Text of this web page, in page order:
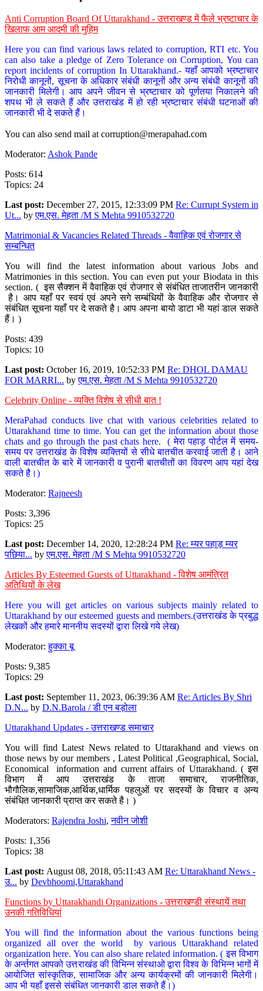
Anti Corruption Board Of Uttarakhand - उत्तराखण्ड में फैले भ्रष्टाचार के
खिलाफ आम आदमी की मुहिम
Here you can find various laws related to corruption, RTI etc. You
can also take a pledge of Zero Tolerance on Corruption, You can
report incidents of corruption In Uttarakhand.- यहाँ आपको भ्रष्टाचार
निरोधी कानूनों, सूचना के अधिकार संबंधी कानूनों और अन्य संबंधी कानूनों की
जानकारी मिलेगी। आप अपने जीवन से भ्रष्टाचार को पूर्णतया निकालने की
शपथ भी ले सकते हैं और उत्तराखंड में हो रही भ्रष्टाचार संबंधी घटनाओं की
जानकारी भी दे सकते हैं।
You can also send mail at corruption@merapahad.com
Moderator: Ashok Pande
Posts: 614
Topics: 24
Last post: December 27, 2015, 12:33:09 PM Re: Currupt System in
Ut... byएम.एस. मेहता /M S Mehta 9910532720
Matrimonial & Vacancies Related Threads - वैवाहिक एवं रोजगार से
सम्बन्धित
You will find the latest information about various Jobs and
Matrimonies in this section. You can even put your Biodata in this
section. ( इस सैक्शन में वैवाहिक एवं रोजगार से संबंधित ताजातरीन जानकारी
है। आप यहाँ पर स्वयं एवं अपने सगे सम्बंधियों के वैवाहिक और रोजगार से
संबंधित सूचना यहाँ पर दे सकते है। आप अपना बायो डाटा भी यहां डाल सकते
हैं। )
Posts: 439
Topics: 10
Last post: October 16, 2019, 10:52:33 PM Re: DHOL DAMAU
FOR MARRI... byएम.एस. मेहता /M S Mehta 9910532720
Celebrity Online - व्यक्ति विशेष से सीधी बात !
MeraPahad conducts live chat with various celebrities related to
Uttarakhand time to time. You can get the information about those
chats and go through the past chats here. ( मेरा पहाड़ पोर्टल में समय-
समय पर उत्तराखंड के विशेष व्यक्तियों से सीधे बातचीत करवाई जाती है। आने
वाली बातचीत के बारे में जानकारी व पुरानी बातचीतों का विवरण आप यहां देख
सकते है।)
Moderator: Rajneesh
Posts: 3,396
Topics: 25
Last post: December 14, 2020, 12:28:24 PM Re: म्यर पहाड़ म्यर
पछिया... byएम.एस. मेहता /M S Mehta 9910532720
Articles By Esteemed Guests of Uttarakhand - विशेष आमंत्रित
अतिथियों के लेख
Here you will get articles on various subjects mainly related to
Uttarakhand by our esteemed guests and members.(उत्तराखंड के प्रबुद्ध
लेखकों और हमारे माननीय सदस्यों द्वारा लिखे गये लेख)
Moderator:हुक्का बू
Posts: 9,385
Topics: 29
Last post: September 11, 2023, 06:39:36 AM Re: Articles By Shri
D.N... by D.N.Barola / डी एन बड़ोला
Uttarakhand Updates - उत्तराखण्ड समाचार
You will find Latest News related to Uttarakhand and views on
those news by our members , Latest Political ,Geographical, Social,
Economical information and current affairs of Uttarakhand. ( इस
विभाग में आप उत्तराखंड के ताजा समाचार, राजनीतिक,
भौगौलिक,सामाजिक,आर्थिक,धार्मिक पहलुओं पर सदस्यों के विचार व अन्य
संबंधित जानकारी प्राप्त कर सकते है। )
Moderators: Rajendra Joshi,नवीन जोशी
Posts: 1,356
Topics: 38
Last post: August 08, 2018, 05:11:43 AM Re: Uttarakhand News -
उ... by Devbhoomi,Uttarakhand
Functions by Uttarakhandi Organizations - उत्तराखण्डी संस्थायें तथा
उनकी गतिविधियां
You will find the information about the various functions being
organized all over the world by various Uttarakhand related
organization here. You can also share related information. ( इस विभाग
के अर्न्तगत आपको उत्तराखंड की विभिन्न संस्थाओ द्वारा विश्व के विभिन्न भागों में
आयोजित सांस्कृतिक, सामाजिक और अन्य कार्यक्रमों की जानकारी मिलेगी।
आप भी यहाँ इससे संबंधित जानकारी डाल सकते हैं।)